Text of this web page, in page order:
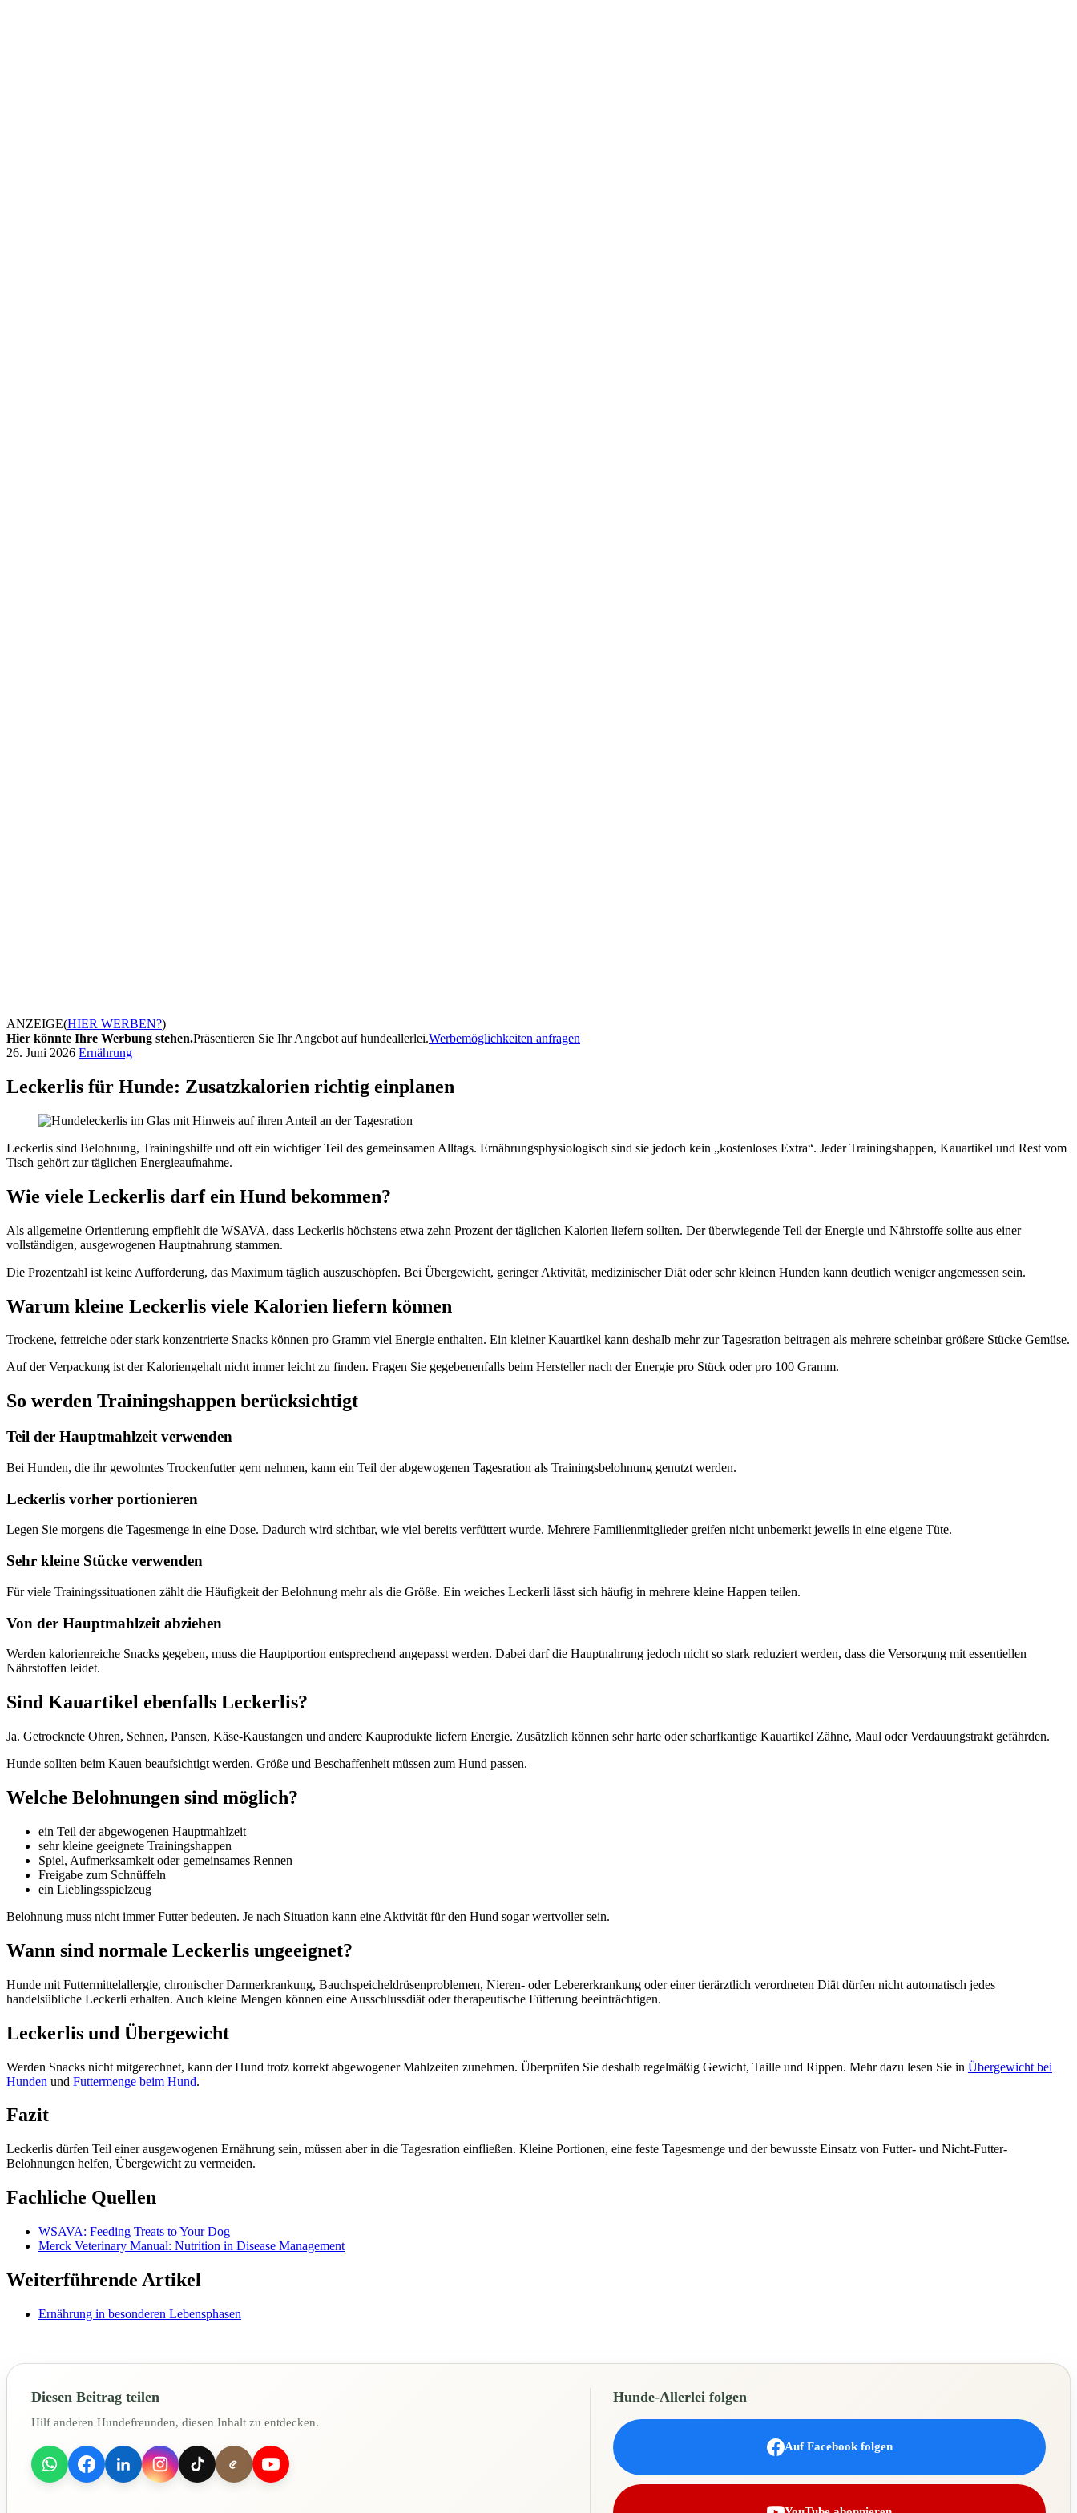
ANZEIGE(HIER WERBEN?)
Hier könnte Ihre Werbung stehen.Präsentieren Sie Ihr Angebot auf hundeallerlei.Werbemöglichkeiten anfragen
26. Juni 2026 Ernährung
Leckerlis für Hunde: Zusatzkalorien richtig einplanen
Leckerlis sind Belohnung, Trainingshilfe und oft ein wichtiger Teil des gemeinsamen Alltags. Ernährungsphysiologisch sind sie jedoch kein „kostenloses Extra“. Jeder Trainingshappen, Kauartikel und Rest vom
Tisch gehört zur täglichen Energieaufnahme.
Wie viele Leckerlis darf ein Hund bekommen?
Als allgemeine Orientierung empfiehlt die WSAVA, dass Leckerlis höchstens etwa zehn Prozent der täglichen Kalorien liefern sollten. Der überwiegende Teil der Energie und Nährstoffe sollte aus einer
vollständigen, ausgewogenen Hauptnahrung stammen.
Die Prozentzahl ist keine Aufforderung, das Maximum täglich auszuschöpfen. Bei Übergewicht, geringer Aktivität, medizinischer Diät oder sehr kleinen Hunden kann deutlich weniger angemessen sein.
Warum kleine Leckerlis viele Kalorien liefern können
Trockene, fettreiche oder stark konzentrierte Snacks können pro Gramm viel Energie enthalten. Ein kleiner Kauartikel kann deshalb mehr zur Tagesration beitragen als mehrere scheinbar größere Stücke Gemüse.
Auf der Verpackung ist der Kaloriengehalt nicht immer leicht zu finden. Fragen Sie gegebenenfalls beim Hersteller nach der Energie pro Stück oder pro 100 Gramm.
So werden Trainingshappen berücksichtigt
Teil der Hauptmahlzeit verwenden
Bei Hunden, die ihr gewohntes Trockenfutter gern nehmen, kann ein Teil der abgewogenen Tagesration als Trainingsbelohnung genutzt werden.
Leckerlis vorher portionieren
Legen Sie morgens die Tagesmenge in eine Dose. Dadurch wird sichtbar, wie viel bereits verfüttert wurde. Mehrere Familienmitglieder greifen nicht unbemerkt jeweils in eine eigene Tüte.
Sehr kleine Stücke verwenden
Für viele Trainingssituationen zählt die Häufigkeit der Belohnung mehr als die Größe. Ein weiches Leckerli lässt sich häufig in mehrere kleine Happen teilen.
Von der Hauptmahlzeit abziehen
Werden kalorienreiche Snacks gegeben, muss die Hauptportion entsprechend angepasst werden. Dabei darf die Hauptnahrung jedoch nicht so stark reduziert werden, dass die Versorgung mit essentiellen
Nährstoffen leidet.
Sind Kauartikel ebenfalls Leckerlis?
Ja. Getrocknete Ohren, Sehnen, Pansen, Käse-Kaustangen und andere Kauprodukte liefern Energie. Zusätzlich können sehr harte oder scharfkantige Kauartikel Zähne, Maul oder Verdauungstrakt gefährden.
Hunde sollten beim Kauen beaufsichtigt werden. Größe und Beschaffenheit müssen zum Hund passen.
Welche Belohnungen sind möglich?
ein Teil der abgewogenen Hauptmahlzeit
sehr kleine geeignete Trainingshappen
Spiel, Aufmerksamkeit oder gemeinsames Rennen
Freigabe zum Schnüffeln
ein Lieblingsspielzeug
Belohnung muss nicht immer Futter bedeuten. Je nach Situation kann eine Aktivität für den Hund sogar wertvoller sein.
Wann sind normale Leckerlis ungeeignet?
Hunde mit Futtermittelallergie, chronischer Darmerkrankung, Bauchspeicheldrüsenproblemen, Nieren- oder Lebererkrankung oder einer tierärztlich verordneten Diät dürfen nicht automatisch jedes
handelsübliche Leckerli erhalten. Auch kleine Mengen können eine Ausschlussdiät oder therapeutische Fütterung beeinträchtigen.
Leckerlis und Übergewicht
Werden Snacks nicht mitgerechnet, kann der Hund trotz korrekt abgewogener Mahlzeiten zunehmen. Überprüfen Sie deshalb regelmäßig Gewicht, Taille und Rippen. Mehr dazu lesen Sie in Übergewicht bei
Hunden und Futtermenge beim Hund.
Fazit
Leckerlis dürfen Teil einer ausgewogenen Ernährung sein, müssen aber in die Tagesration einfließen. Kleine Portionen, eine feste Tagesmenge und der bewusste Einsatz von Futter- und Nicht-Futter-
Belohnungen helfen, Übergewicht zu vermeiden.
Fachliche Quellen
WSAVA: Feeding Treats to Your Dog
Merck Veterinary Manual: Nutrition in Disease Management
Weiterführende Artikel
Ernährung in besonderen Lebensphasen
Diesen Beitrag teilen
Hilf anderen Hundefreunden, diesen Inhalt zu entdecken.
Hunde-Allerlei folgen
Auf Facebook folgen